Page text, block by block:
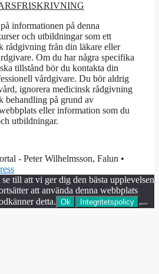
informationen på denna
och utbildningar som ett
rådgivning från din läkare eller
Om du har några specifika
tillstånd bör du kontakta din
vårdgivare. Du bör aldrig
ignorera medicinsk rådgivning
behandling på grund av
eller information som du
utbildningar.
- Peter Wilhelmsson, Falun •
till att vi ger dig den bästa upplevelsen
att använda denna webbplats
detta. Ok Integritetspolicy